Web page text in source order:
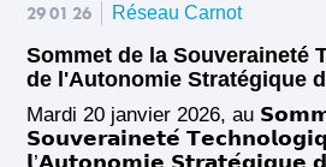
29 01 26 Réseau Carnot
Sommet de la Souveraineté
de l'Autonomie Stratégique
Mardi 20 janvier 2026, au
𝗦𝗼𝘂𝘃𝗲𝗿𝗮𝗶𝗻𝗲𝘁𝗲́
𝗹’𝗔𝘂𝘁𝗼𝗻𝗼𝗺𝗶𝗲 𝗦𝘁𝗿𝗮𝘁𝗲́𝗴𝗶𝗾𝘂𝗲